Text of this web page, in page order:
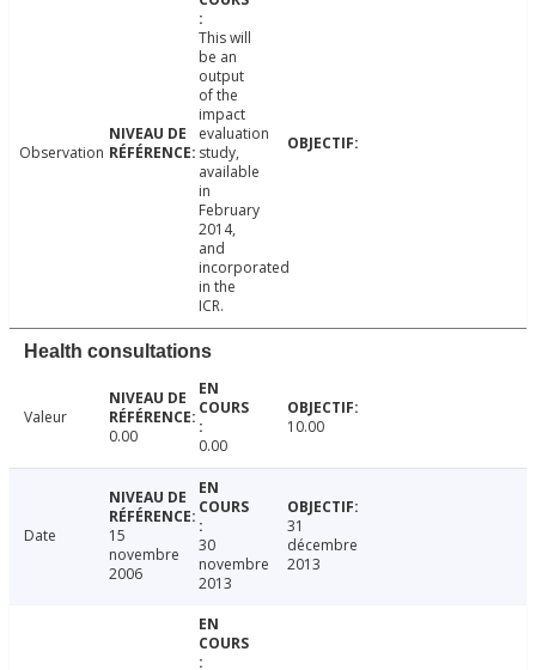
Observation
This will
be an
output
of the
impact
evaluation
study,
available
in
February
2014,
and
incorporated
in the
ICR.
Health consultations
Valeur
0.00
0.00
10.00
Date
15
novembre
2006
30
novembre
2013
31
décembre
2013